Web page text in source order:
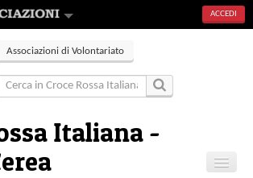
ACCEDI
Associazioni di Volontariato
Italiana -